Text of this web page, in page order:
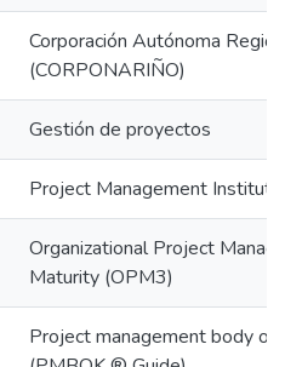
Corporación Autónoma
(CORPONARIÑO)
Gestión de proyectos
Project Management
Organizational Project
Maturity (OPM3)
Project management body of